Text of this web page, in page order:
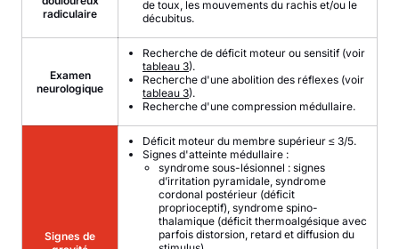
radiculaire
de toux, les mouvements du rachis et/ou le
décubitus.
Examen
neurologique
Recherche de déficit moteur ou sensitif (voir
tableau 3).
Recherche d'une abolition des réflexes (voir
tableau 3).
Recherche d'une compression médullaire.
Signes de
Déficit moteur du membre supérieur ≤ 3/5.
Signes d'atteinte médullaire :
syndrome sous-lésionnel : signes
d’irritation pyramidale, syndrome
cordonal postérieur (déficit
proprioceptif), syndrome spino-
thalamique (déficit thermoalgésique avec
parfois distorsion, retard et diffusion du